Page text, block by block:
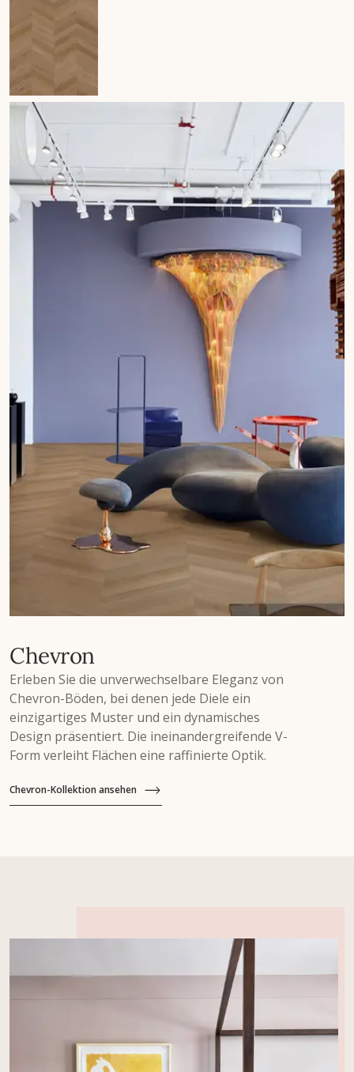
Chevron
Erleben Sie die unverwechselbare Eleganz von
Chevron-Böden, bei denen jede Diele ein
einzigartiges Muster und ein dynamisches
Design präsentiert. Die ineinandergreifende V-
Form verleiht Flächen eine raffinierte Optik.
Chevron-Kollektion ansehen